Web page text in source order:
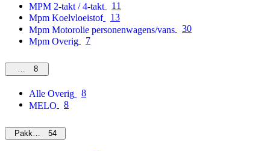
MPM 2-takt / 4-takt
11
Mpm Koelvloeistof
13
Mpm Motorolie personenwagens/vans
30
Mpm Overig
7
Overig
8
Alle Overig
8
MELO
8
Pakketten54